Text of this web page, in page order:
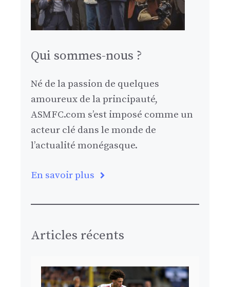
Qui sommes-nous ?
Né de la passion de quelques
amoureux de la principauté,
ASMFC.com s’est imposé comme un
acteur clé dans le monde de
l’actualité monégasque.
En savoir plus
Articles récents